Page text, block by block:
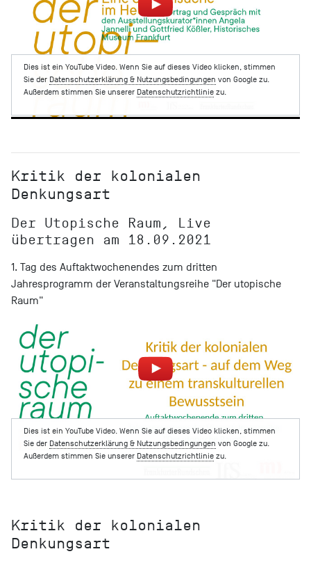
Dies ist ein YouTube Video. Wenn Sie auf dieses Video klicken, stimmen
Sie der Datenschutzerklärung & Nutzungsbedingungen von Google zu.
Außerdem stimmen Sie unserer Datenschutzrichtliniezu.
Kritik der kolonialen
Denkungsart
Der Utopische Raum, Live
übertragen am 18.09.2021
1. Tag des Auftaktwochenendes zum dritten
Jahresprogramm der Veranstaltungsreihe "Der utopische
Raum"
Dies ist ein YouTube Video. Wenn Sie auf dieses Video klicken, stimmen
Sie der Datenschutzerklärung & Nutzungsbedingungen von Google zu.
Außerdem stimmen Sie unserer Datenschutzrichtliniezu.
Kritik der kolonialen
Denkungsart